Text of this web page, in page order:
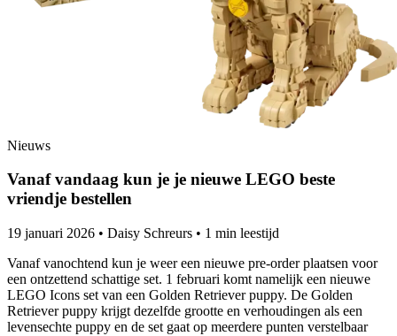
Nieuws
Vanaf vandaag kun je je nieuwe LEGO beste
vriendje bestellen
19 januari 2026 • Daisy Schreurs • 1 min leestijd
Vanaf vanochtend kun je weer een nieuwe pre-order plaatsen voor
een ontzettend schattige set. 1 februari komt namelijk een nieuwe
LEGO Icons set van een Golden Retriever puppy. De Golden
Retriever puppy krijgt dezelfde grootte en verhoudingen als een
levensechte puppy en de set gaat op meerdere punten verstelbaar